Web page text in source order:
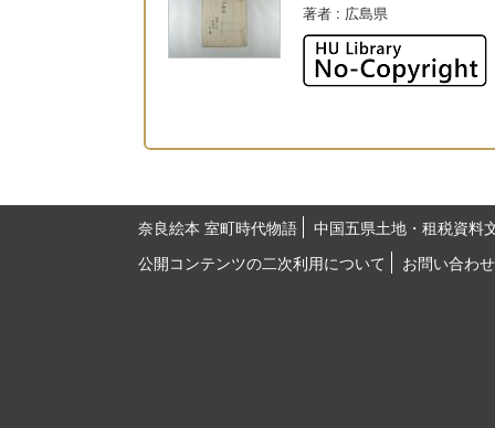
著者 : 広島県
奈良絵本 室町時代物語
中国五県土地・租税資料
公開コンテンツの二次利用について
お問い合わせ